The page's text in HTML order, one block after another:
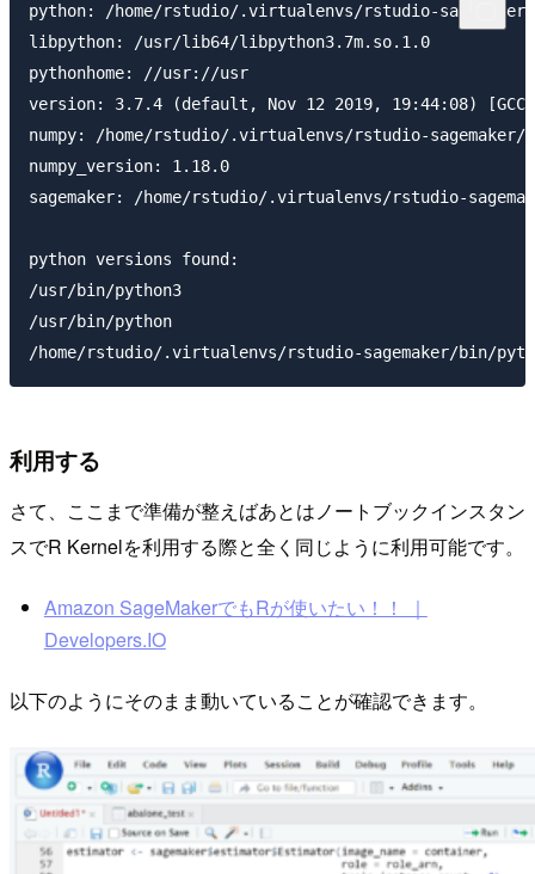
python: /home/rstudio/.virtualenvs/rstudio-
libpython: /usr/lib64/libpython3.7m.so.1.0
pythonhome: //usr://usr
version: 3.7.4 (default, Nov 12 2019, 19:44:08) [GCC
numpy: /home/rstudio/.virtualenvs/rstudio-sagemaker/
numpy_version: 1.18.0
sagemaker: /home/rstudio/.virtualenvs/rstudio-
python versions found:
/usr/bin/python3
/usr/bin/python
利用する
さて、ここまで準備が整えばあとはノートブックインスタン
スでR Kernelを利用する際と全く同じように利用可能です。
Amazon SageMakerでもRが使いたい！！ ｜
Developers.IO
以下のようにそのまま動いていることが確認できます。